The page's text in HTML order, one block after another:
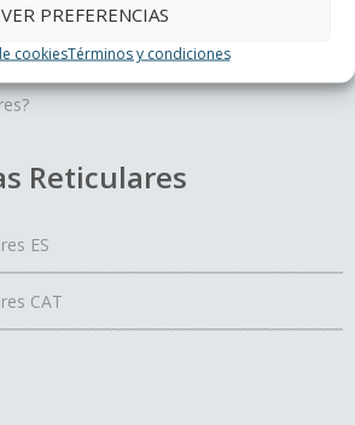
VER PREFERENCIAS
cookiesTérminos y condiciones
Reticulares
ES
CAT